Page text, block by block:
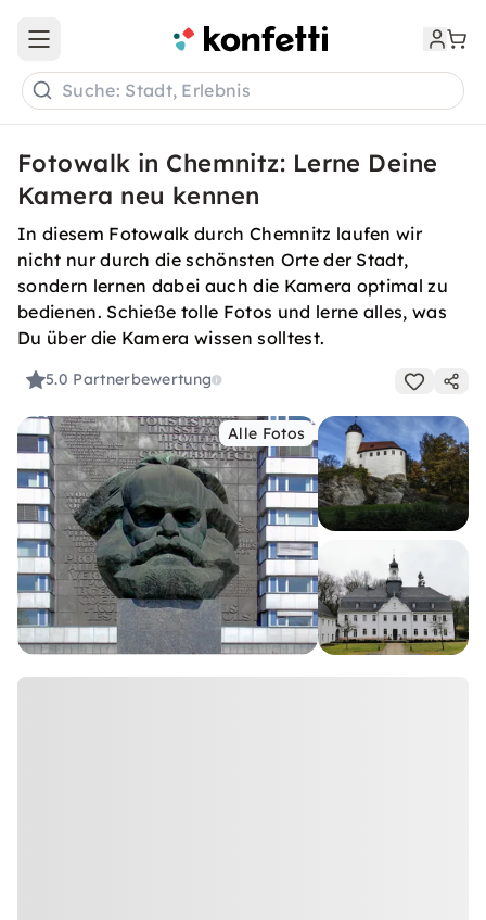
Open main menu
Suche: Stadt, Erlebnis
Fotowalk in Chemnitz: Lerne Deine
Kamera neu kennen
In diesem Fotowalk durch Chemnitz laufen wir
nicht nur durch die schönsten Orte der Stadt,
sondern lernen dabei auch die Kamera optimal zu
bedienen. Schieße tolle Fotos und lerne alles, was
Du über die Kamera wissen solltest.
5.0 Partnerbewertung
Alle Fotos